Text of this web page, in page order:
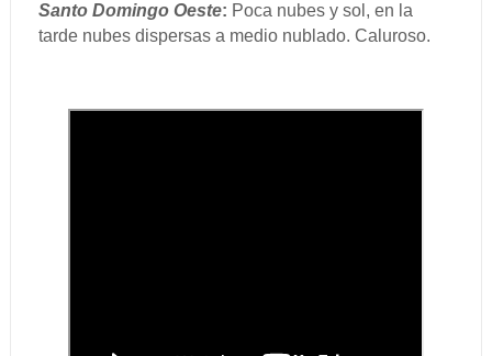
Santo Domingo Oeste: Poca nubes y sol, en la
tarde nubes dispersas a medio nublado. Caluroso.